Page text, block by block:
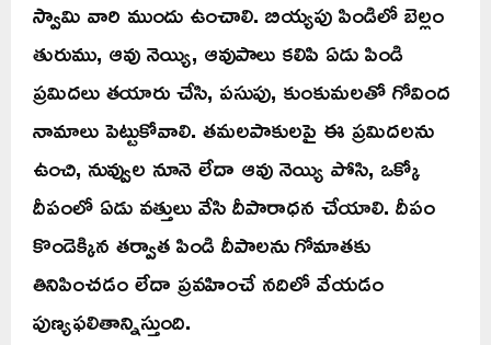
స్వామి వారి ముందు ఉంచాలి. బియ్యపు పిండిలో బెల్లం
తురుము, ఆవు నెయ్యి, ఆవుపాలు కలిపి ఏడు పిండి
ప్రమిదలు తయారు చేసి, పసుపు, కుంకుమలతో గోవింద
నామాలు పెట్టుకోవాలి. తమలపాకులపై ఈ ప్రమిదలను
ఉంచి, నువ్వుల నూనె లేదా ఆవు నెయ్యి పోసి, ఒక్కో
దీపంలో ఏడు వత్తులు వేసి దీపారాధన చేయాలి. దీపం
కొండెక్కిన తర్వాత పిండి దీపాలను గోమాతకు
తినిపించడం లేదా ప్రవహించే నదిలో వేయడం
పుణ్యఫలితాన్నిస్తుంది.